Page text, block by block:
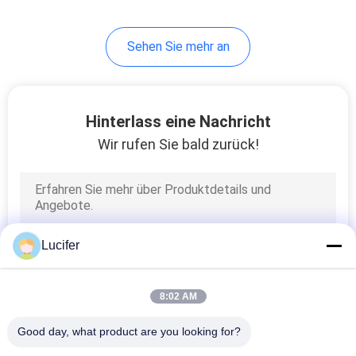
Biologisch
Einkaufstaschen
Biologisch
abbaubare Heck-
Taschen
Sehen Sie mehr an
Hinterlass eine Nachricht
Wir rufen Sie bald zurück!
Lucifer
8:02 AM
Good day, what product are you looking for?